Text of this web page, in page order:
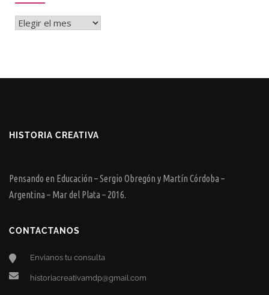
Archivos
HISTORIA CREATIVA
Pensando en Educación – Sergio Obregón y Martín Córdoba –
Argentina – Mar del Plata – 2016.
CONTACTANOS
Envianos tu consulta
historiacreativamdp@gmail.com